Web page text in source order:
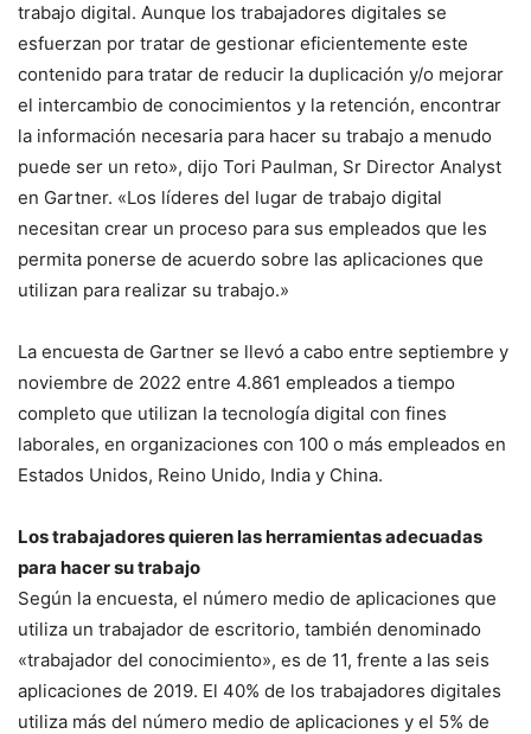
trabajo digital. Aunque los trabajadores digitales se
esfuerzan por tratar de gestionar eficientemente este
contenido para tratar de reducir la duplicación y/o mejorar
el intercambio de conocimientos y la retención, encontrar
la información necesaria para hacer su trabajo a menudo
puede ser un reto», dijo Tori Paulman, Sr Director Analyst
en Gartner. «Los líderes del lugar de trabajo digital
necesitan crear un proceso para sus empleados que les
permita ponerse de acuerdo sobre las aplicaciones que
utilizan para realizar su trabajo.»
La encuesta de Gartner se llevó a cabo entre septiembre y
noviembre de 2022 entre 4.861 empleados a tiempo
completo que utilizan la tecnología digital con fines
laborales, en organizaciones con 100 o más empleados en
Estados Unidos, Reino Unido, India y China.
Los trabajadores quieren las herramientas adecuadas
para hacer su trabajo
Según la encuesta, el número medio de aplicaciones que
utiliza un trabajador de escritorio, también denominado
«trabajador del conocimiento», es de 11, frente a las seis
aplicaciones de 2019. El 40% de los trabajadores digitales
utiliza más del número medio de aplicaciones y el 5% de